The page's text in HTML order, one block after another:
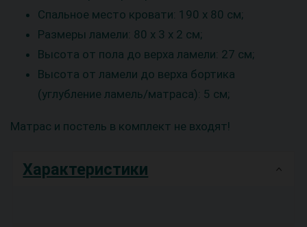
Спальное место кровати: 190 x 80 см;
Размеры ламели: 80 x 3 x 2 см;
Высота от пола до верха ламели: 27 см;
Высота от ламели до верха бортика
(углубление ламель/матраса): 5 см;
Матрас и постель в комплект не входят!
Характеристики